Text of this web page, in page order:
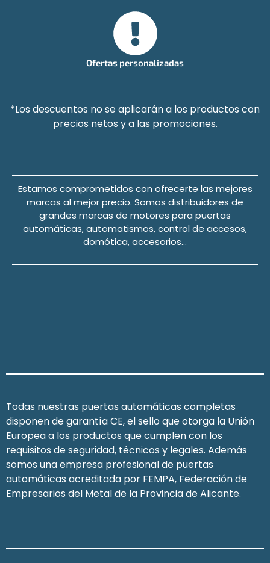
Ofertas personalizadas
*Los descuentos no se aplicarán a los productos con
precios netos y a las promociones.
Estamos comprometidos con ofrecerte las mejores
marcas al mejor precio. Somos distribuidores de
grandes marcas de motores para puertas
automáticas, automatismos, control de accesos,
domótica, accesorios…
Todas nuestras puertas automáticas completas
disponen de garantía CE, el sello que otorga la Unión
Europea a los productos que cumplen con los
requisitos de seguridad, técnicos y legales. Además
somos una empresa profesional de puertas
automáticas acreditada por FEMPA, Federación de
Empresarios del Metal de la Provincia de Alicante.